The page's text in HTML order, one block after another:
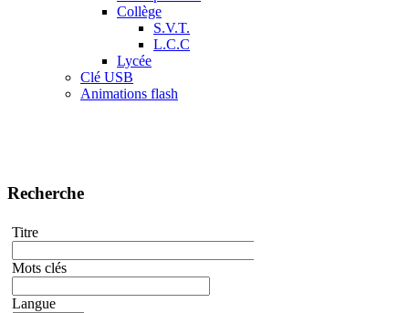
Collège
S.V.T.
L.C.C
Lycée
Clé USB
Animations flash
Recherche
Titre
Mots clés
Langue